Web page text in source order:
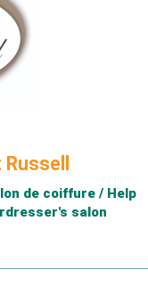
de coiffure / Help
salon